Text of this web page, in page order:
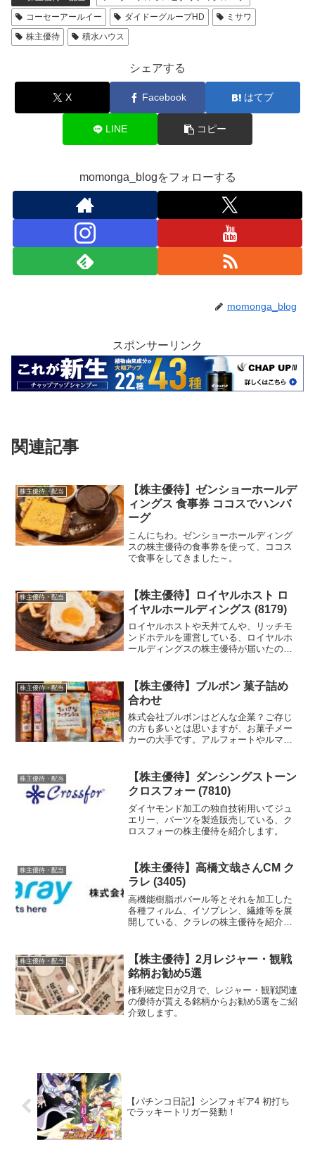
コーセーアールイー
ダイドーグループHD
ミサワ
株主優待
積水ハウス
シェアする
X Facebook はてブ
LINE コピー
momonga_blogをフォローする
momonga_blog
スポンサーリンク
関連記事
株主優待・配当
【株主優待】ゼンショーホールデ
ィングス 食事券 ココスでハンバ
ーグ
こんにちわ。ゼンショーホールディング
スの株主優待の食事券を使って、ココス
で食事をしてきました～。
株主優待・配当
【株主優待】ロイヤルホスト ロ
イヤルホールディングス (8179)
ロイヤルホストや天丼てんや、リッチモ
ンドホテルを運営している、ロイヤルホ
ールディングスの株主優待が届いたので
株主優待・配当
【株主優待】ブルボン 菓子詰め
合わせ
株式会社ブルボンはどんな企業？ご存じ
の方も多いとは思いますが、お菓子メー
カーの大手です。アルフォートやルマン
を使った美味しいお菓子が多いイメージ
です。
株主優待・配当
【株主優待】ダンシングストーン
クロスフォー (7810)
ダイヤモンド加工の独自技術用いてジュ
エリー、パーツを製造販売している、ク
ロスフォーの株主優待を紹介します。
株主優待・配当
【株主優待】高橋文哉さんCM ク
ラレ (3405)
高機能樹脂ポバール等とそれを加工した
各種フィルム、イソプレン、繊維等を展
開している、クラレの株主優待を紹介し
株主優待・配当
【株主優待】2月レジャー・観戦
銘柄お勧め5選
権利確定日が2月で、レジャー・観戦関連
の優待が貰える銘柄からお勧め5選をご紹
介致します。
【パチンコ日記】シンフォギア4 初打ち
でラッキートリガー発動！